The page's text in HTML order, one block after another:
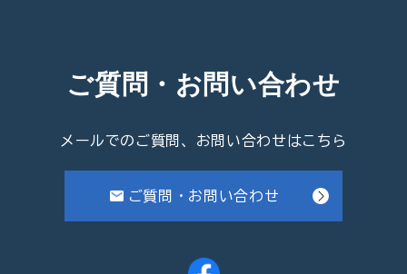
ご質問・お問い合わせ
メールでのご質問、お問い合わせはこちら
ご質問・お問い合わせ